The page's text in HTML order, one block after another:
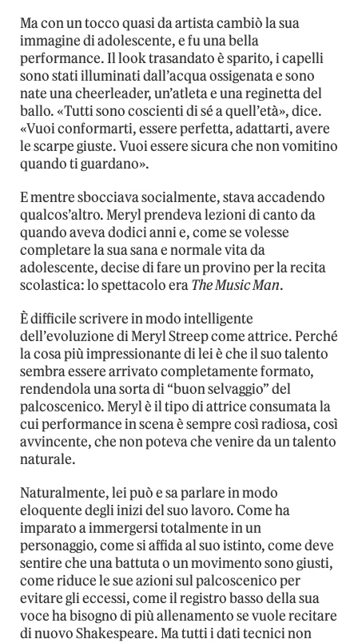
Ma con un tocco quasi da artista cambiò la sua
immagine di adolescente, e fu una bella
performance. Il look trasandato è sparito, i capelli
sono stati illuminati dall’acqua ossigenata e sono
nate una cheerleader, un’atleta e una reginetta del
ballo. «Tutti sono coscienti di sé a quell’età», dice.
«Vuoi conformarti, essere perfetta, adattarti, avere
le scarpe giuste. Vuoi essere sicura che non vomitino
quando ti guardano».
E mentre sbocciava socialmente, stava accadendo
qualcos’altro. Meryl prendeva lezioni di canto da
quando aveva dodici anni e, come se volesse
completare la sua sana e normale vita da
adolescente, decise di fare un provino per la recita
scolastica: lo spettacolo eraThe Music Man.
È difficile scrivere in modo intelligente
dell’evoluzione di Meryl Streep come attrice. Perché
la cosa più impressionante di lei è che il suo talento
sembra essere arrivato completamente formato,
rendendola una sorta di “buon selvaggio” del
palcoscenico. Meryl è il tipo di attrice consumata la
cui performance in scena è sempre così radiosa, così
avvincente, che non poteva che venire da un talento
naturale.
Naturalmente, lei può e sa parlare in modo
eloquente degli inizi del suo lavoro. Come ha
imparato a immergersi totalmente in un
personaggio, come si affida al suo istinto, come deve
sentire che una battuta o un movimento sono giusti,
come riduce le sue azioni sul palcoscenico per
evitare gli eccessi, come il registro basso della sua
voce ha bisogno di più allenamento se vuole recitare
di nuovo Shakespeare. Ma tutti i dati tecnici non